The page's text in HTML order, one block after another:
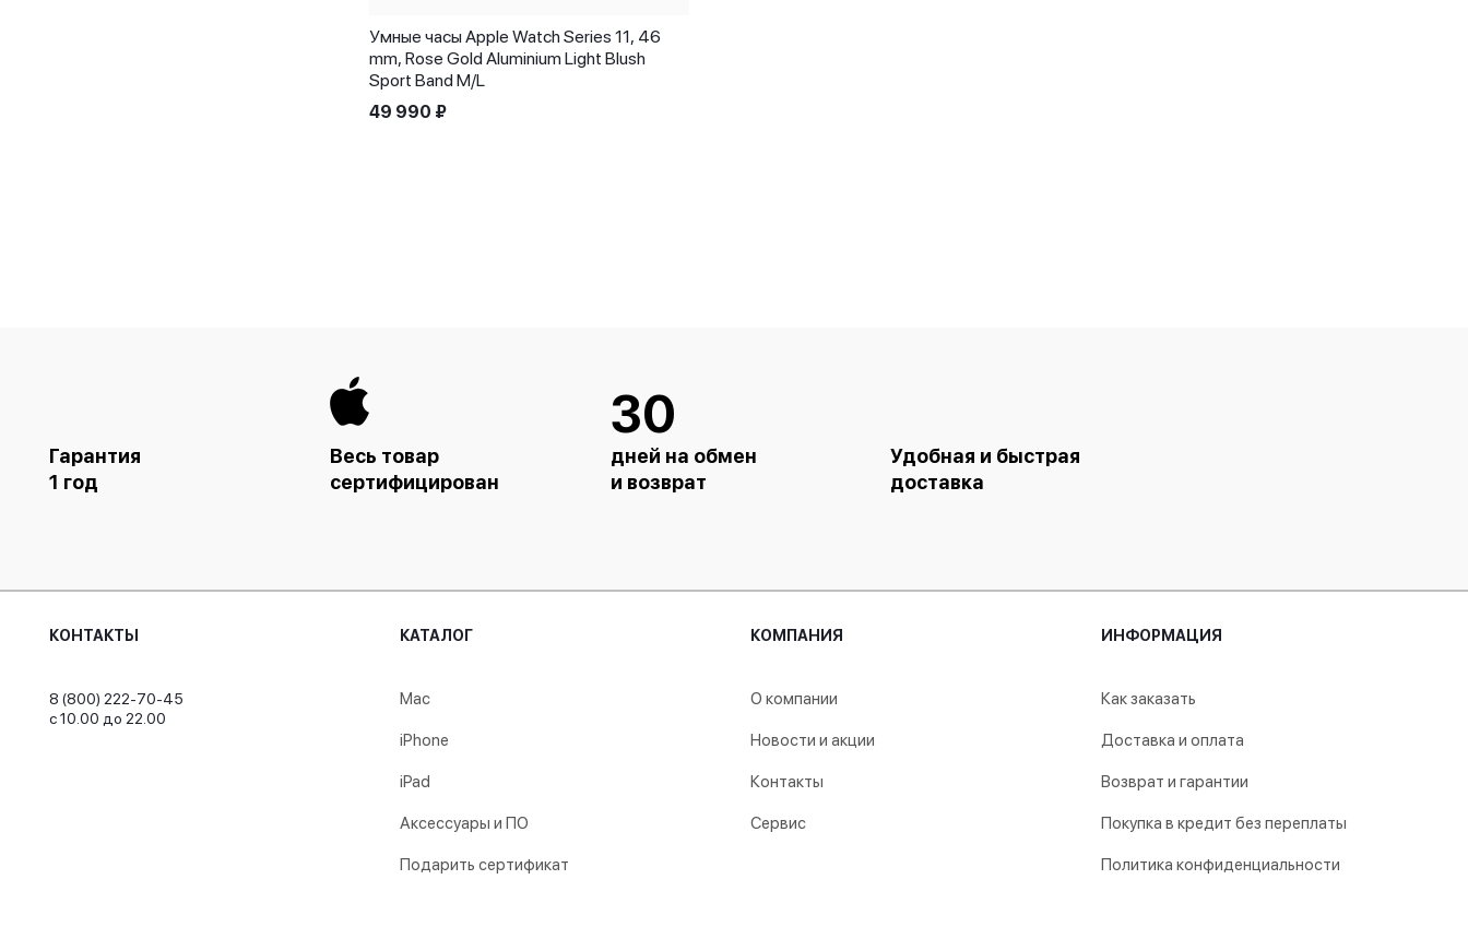
Умные часы Apple Watch Series 11, 46
mm, Rose Gold Aluminium Light Blush
Sport Band M/L
49 990 ₽
Гарантия
1 год
Весь товар
сертифицирован
30
дней на обмен
и возврат
Удобная и быстрая
доставка
КОНТАКТЫ
8 (800) 222-70-45
с 10.00 до 22.00
КАТАЛОГ
Mac
iPhone
iPad
Аксессуары и ПО
Подарить сертификат
КОМПАНИЯ
О компании
Новости и акции
Контакты
Сервис
ИНФОРМАЦИЯ
Как заказать
Доставка и оплата
Возврат и гарантии
Покупка в кредит без переплаты
Политика конфиденциальности